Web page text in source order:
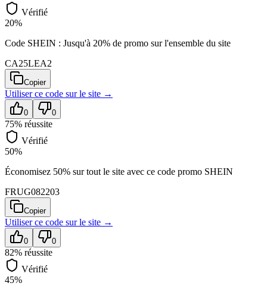
Vérifié
20%
Code SHEIN : Jusqu'à 20% de promo sur l'ensemble du site
CA25LEA2
Copier
Utiliser ce code surle site →
0 0
75% réussite
Vérifié
50%
Économisez 50% sur tout le site avec ce code promo SHEIN
FRUG082203
Copier
Utiliser ce code surle site →
0 0
82% réussite
Vérifié
45%